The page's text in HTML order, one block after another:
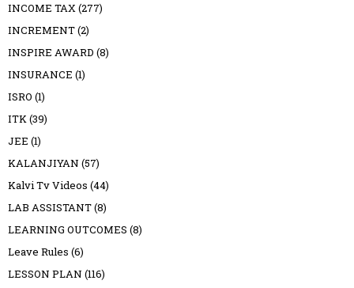
INCOME TAX(277)
INCREMENT(2)
INSPIRE AWARD (8)
INSURANCE (1)
ISRO (1)
ITK(39)
JEE (1)
KALANJIYAN (57)
Kalvi Tv Videos (44)
LAB ASSISTANT(8)
LEARNING OUTCOMES (8)
Leave Rules (6)
LESSON PLAN (116)